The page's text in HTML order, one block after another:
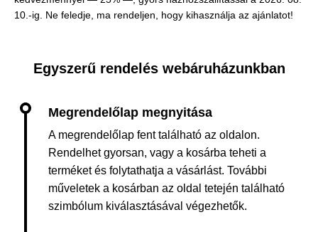
10.-ig. Ne feledje, ma rendeljen, hogy kihasználja az ajánlatot!
Egyszerű rendelés webáruházunkban
A megrendelőlap fent található az oldalon.
Rendelhet gyorsan, vagy a kosárba teheti a
terméket és folytathatja a vásárlást. További
műveletek a kosárban az oldal tetején található
szimbólum kiválasztásával végezhetők.